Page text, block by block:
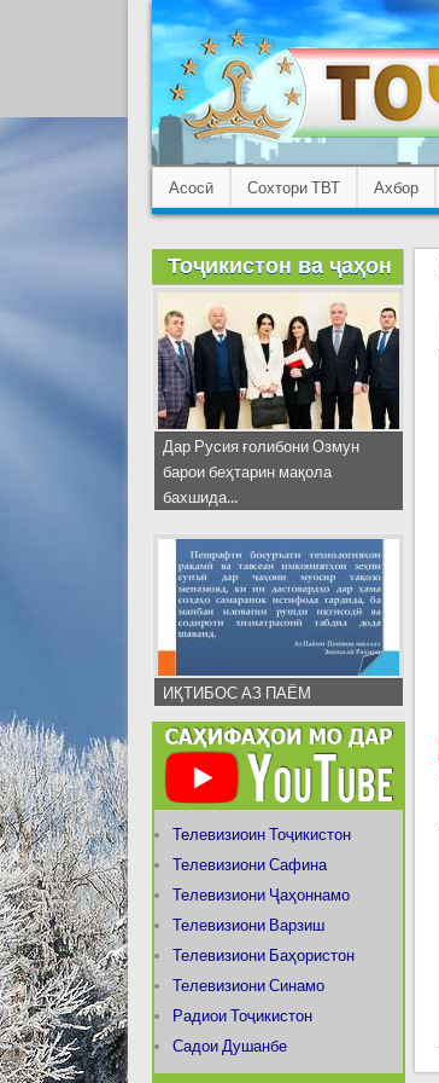
Асосӣ Сохтори ТВТ Ахбор
Тоҷикистон ва ҷаҳон
Дар Русия ғолибони Озмун
барои беҳтарин мақола
бахшида...
ИҚТИБОС АЗ ПАЁМ
Телевизиоин Тоҷикистон
Телевизиони Сафина
Телевизиони Ҷаҳоннамо
Телевизиони Варзиш
Телевизиони Баҳористон
Телевизиони Синамо
Радиои Тоҷикистон
Садои Душанбе